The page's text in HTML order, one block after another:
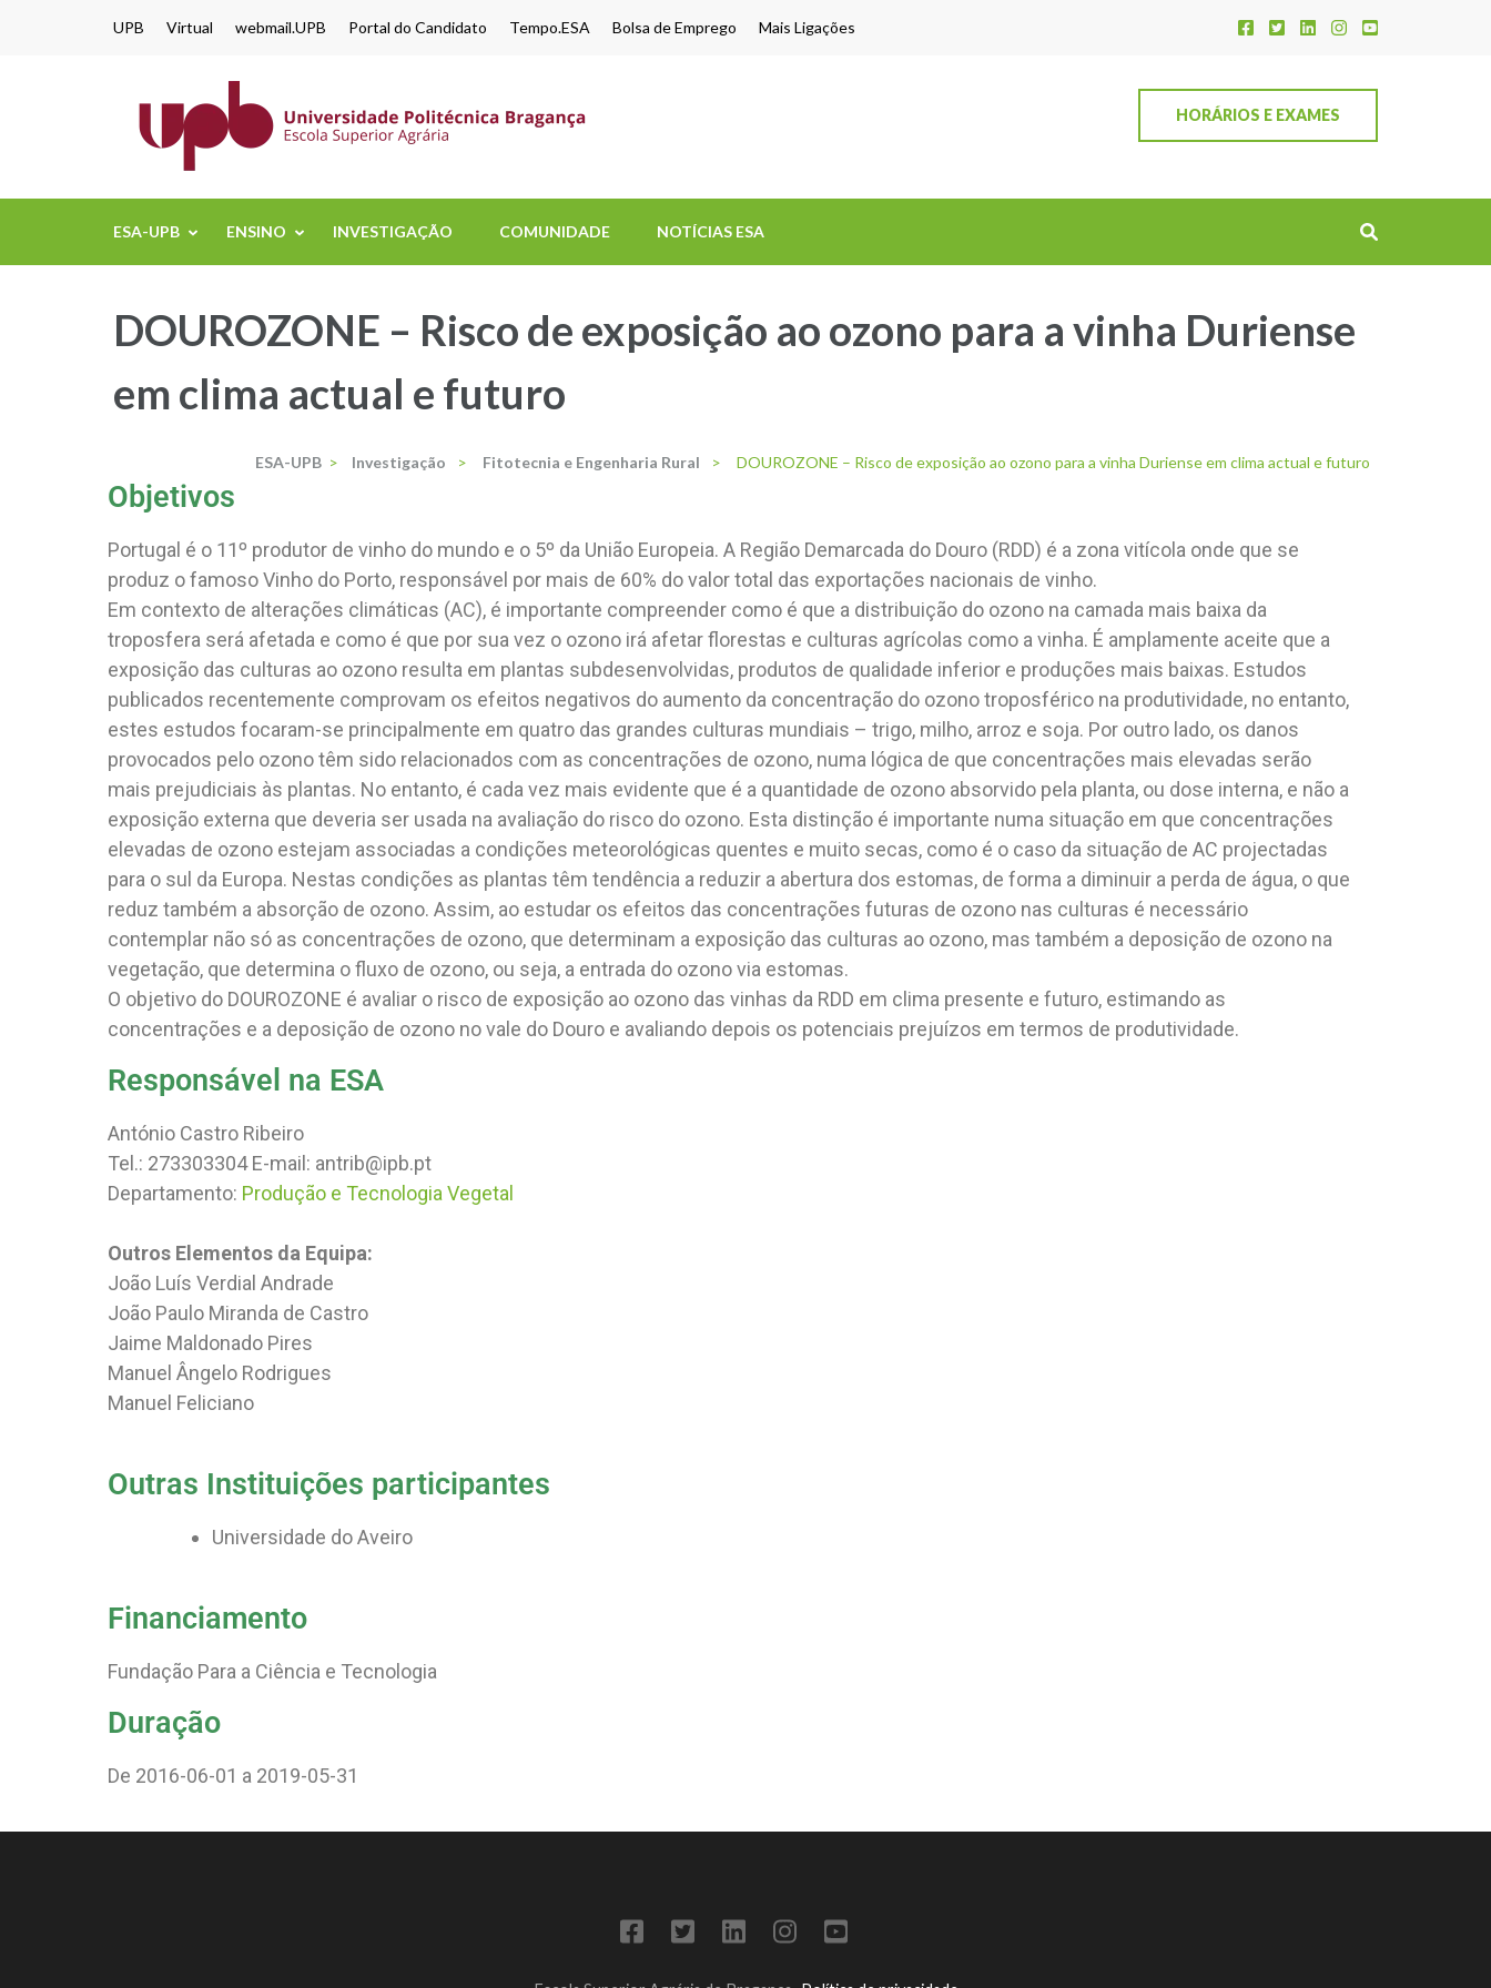
UPB Virtual webmail.UPB Portal do Candidato Tempo.ESA Bolsa de Emprego Mais Ligações
HORÁRIOS E EXAMES
ESA-UPB ENSINO INVESTIGAÇÃO COMUNIDADE NOTÍCIAS ESA
DOUROZONE – Risco de exposição ao ozono para a vinha Duriense
em clima actual e futuro
ESA-UPB > Investigação > Fitotecnia e Engenharia Rural > DOUROZONE – Risco de exposição ao ozono para a vinha Duriense em clima actual e futuro
Objetivos
Portugal é o 11º produtor de vinho do mundo e o 5º da União Europeia. A Região Demarcada do Douro (RDD) é a zona vitícola onde que se
produz o famoso Vinho do Porto, responsável por mais de 60% do valor total das exportações nacionais de vinho.
Em contexto de alterações climáticas (AC), é importante compreender como é que a distribuição do ozono na camada mais baixa da
troposfera será afetada e como é que por sua vez o ozono irá afetar florestas e culturas agrícolas como a vinha. É amplamente aceite que a
exposição das culturas ao ozono resulta em plantas subdesenvolvidas, produtos de qualidade inferior e produções mais baixas. Estudos
publicados recentemente comprovam os efeitos negativos do aumento da concentração do ozono troposférico na produtividade, no entanto,
estes estudos focaram-se principalmente em quatro das grandes culturas mundiais – trigo, milho, arroz e soja. Por outro lado, os danos
provocados pelo ozono têm sido relacionados com as concentrações de ozono, numa lógica de que concentrações mais elevadas serão
mais prejudiciais às plantas. No entanto, é cada vez mais evidente que é a quantidade de ozono absorvido pela planta, ou dose interna, e não a
exposição externa que deveria ser usada na avaliação do risco do ozono. Esta distinção é importante numa situação em que concentrações
elevadas de ozono estejam associadas a condições meteorológicas quentes e muito secas, como é o caso da situação de AC projectadas
para o sul da Europa. Nestas condições as plantas têm tendência a reduzir a abertura dos estomas, de forma a diminuir a perda de água, o que
reduz também a absorção de ozono. Assim, ao estudar os efeitos das concentrações futuras de ozono nas culturas é necessário
contemplar não só as concentrações de ozono, que determinam a exposição das culturas ao ozono, mas também a deposição de ozono na
vegetação, que determina o fluxo de ozono, ou seja, a entrada do ozono via estomas.
O objetivo do DOUROZONE é avaliar o risco de exposição ao ozono das vinhas da RDD em clima presente e futuro, estimando as
concentrações e a deposição de ozono no vale do Douro e avaliando depois os potenciais prejuízos em termos de produtividade.
Responsável na ESA
António Castro Ribeiro
Tel.: 273303304 E-mail: antrib@ipb.pt
Departamento: Produção e Tecnologia Vegetal
Outros Elementos da Equipa:
João Luís Verdial Andrade
João Paulo Miranda de Castro
Jaime Maldonado Pires
Manuel Ângelo Rodrigues
Manuel Feliciano
Outras Instituições participantes
Universidade do Aveiro
Financiamento
Fundação Para a Ciência e Tecnologia
Duração
De 2016-06-01 a 2019-05-31